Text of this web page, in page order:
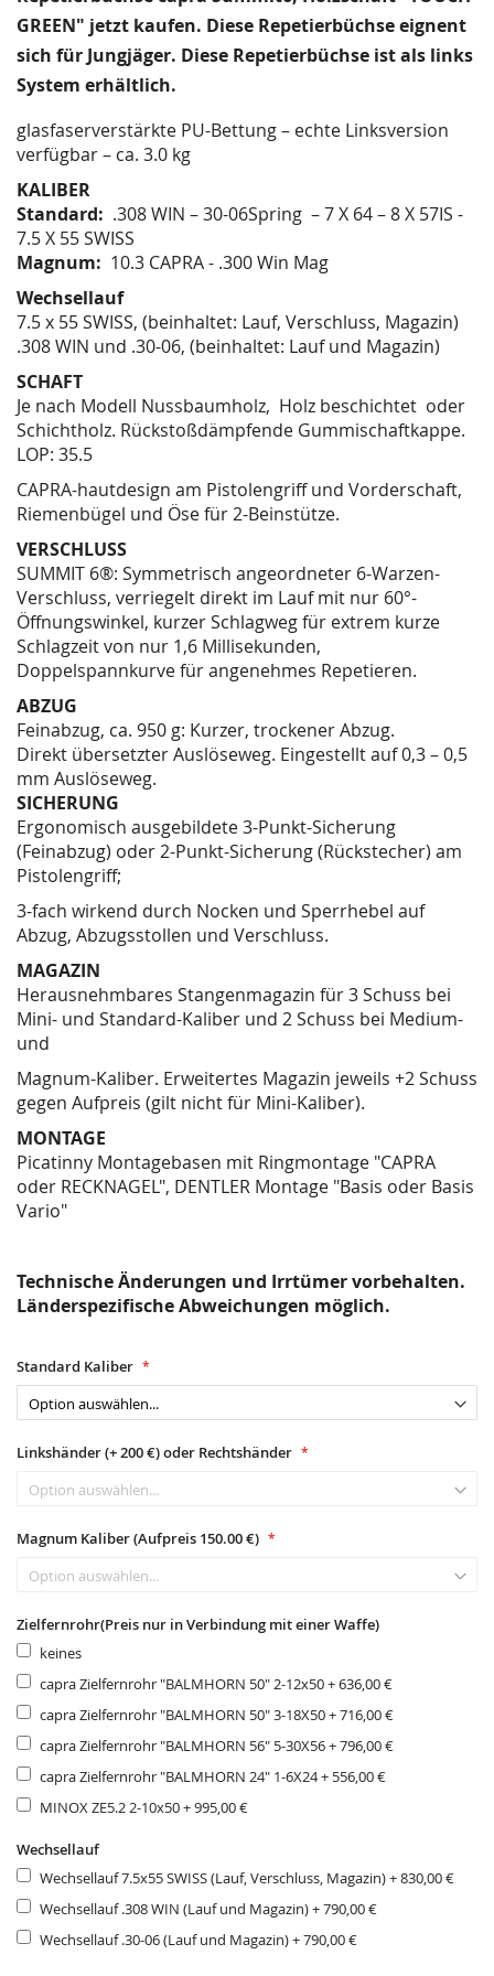
GREEN" jetzt kaufen. Diese Repetierbüchse eignent
sich für Jungjäger. Diese Repetierbüchse ist als links
System erhältlich.
glasfaserverstärkte PU-Bettung – echte Linksversion
verfügbar – ca. 3.0 kg
KALIBER
Standard: .308 WIN – 30-06Spring – 7 X 64 – 8 X 57IS -
7.5 X 55 SWISS
Magnum: 10.3 CAPRA - .300 Win Mag
Wechsellauf
7.5 x 55 SWISS, (beinhaltet: Lauf, Verschluss, Magazin)
.308 WIN und .30-06, (beinhaltet: Lauf und Magazin)
SCHAFT
Je nach Modell Nussbaumholz, Holz beschichtet oder
Schichtholz. Rückstoßdämpfende Gummischaftkappe.
LOP: 35.5
CAPRA-hautdesign am Pistolengriff und Vorderschaft,
Riemenbügel und Öse für 2-Beinstütze.
VERSCHLUSS
SUMMIT 6®: Symmetrisch angeordneter 6-Warzen-
Verschluss, verriegelt direkt im Lauf mit nur 60°-
Öffnungswinkel, kurzer Schlagweg für extrem kurze
Schlagzeit von nur 1,6 Millisekunden,
Doppelspannkurve für angenehmes Repetieren.
ABZUG
Feinabzug, ca. 950 g: Kurzer, trockener Abzug.
Direkt übersetzter Auslöseweg. Eingestellt auf 0,3 – 0,5
mm Auslöseweg.
SICHERUNG
Ergonomisch ausgebildete 3-Punkt-Sicherung
(Feinabzug) oder 2-Punkt-Sicherung (Rückstecher) am
Pistolengriff;
3-fach wirkend durch Nocken und Sperrhebel auf
Abzug, Abzugsstollen und Verschluss.
MAGAZIN
Herausnehmbares Stangenmagazin für 3 Schuss bei
Mini- und Standard-Kaliber und 2 Schuss bei Medium-
und
Magnum-Kaliber. Erweitertes Magazin jeweils +2 Schuss
gegen Aufpreis (gilt nicht für Mini-Kaliber).
MONTAGE
Picatinny Montagebasen mit Ringmontage "CAPRA
oder RECKNAGEL", DENTLER Montage "Basis oder Basis
Vario"
Technische Änderungen und Irrtümer vorbehalten.
Länderspezifische Abweichungen möglich.
Standard Kaliber
Linkshänder (+ 200 €) oder Rechtshänder
Magnum Kaliber (Aufpreis 150.00 €)
Zielfernrohr(Preis nur in Verbindung mit einer Waffe)
keines
capra Zielfernrohr "BALMHORN 50" 2-12x50+636,00 €
capra Zielfernrohr "BALMHORN 50" 3-18X50+716,00 €
capra Zielfernrohr "BALMHORN 56" 5-30X56+796,00 €
capra Zielfernrohr "BALMHORN 24" 1-6X24+ 556,00 €
MINOX ZE5.2 2-10x50+995,00 €
Wechsellauf
Wechsellauf 7.5x55 SWISS (Lauf, Verschluss, Magazin)+830,00 €
Wechsellauf .308 WIN (Lauf und Magazin)+790,00 €
Wechsellauf .30-06 (Lauf und Magazin)+790,00 €